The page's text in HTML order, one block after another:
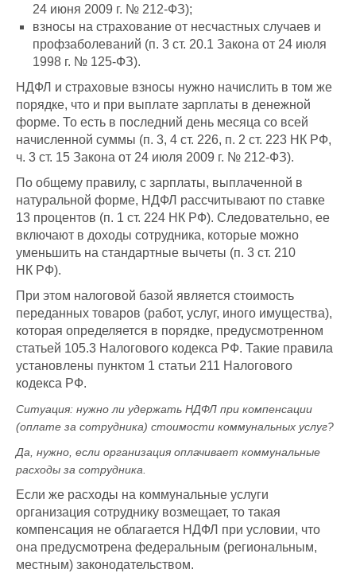
24 июня 2009 г. № 212-ФЗ);
взносы на страхование от несчастных случаев и
профзаболеваний (п. 3 ст. 20.1 Закона от 24 июля
1998 г. № 125-ФЗ).
НДФЛ и страховые взносы нужно начислить в том же
порядке, что и при выплате зарплаты в денежной
форме. То есть в последний день месяца со всей
начисленной суммы (п. 3, 4 ст. 226, п. 2 ст. 223 НК РФ,
ч. 3 ст. 15 Закона от 24 июля 2009 г. № 212-ФЗ).
По общему правилу, с зарплаты, выплаченной в
натуральной форме, НДФЛ рассчитывают по ставке
13 процентов (п. 1 ст. 224 НК РФ). Следовательно, ее
включают в доходы сотрудника, которые можно
уменьшить на стандартные вычеты (п. 3 ст. 210
НК РФ).
При этом налоговой базой является стоимость
переданных товаров (работ, услуг, иного имущества),
которая определяется в порядке, предусмотренном
статьей 105.3 Налогового кодекса РФ. Такие правила
установлены пунктом 1 статьи 211 Налогового
кодекса РФ.
Ситуация: нужно ли удержать НДФЛ при компенсации
(оплате за сотрудника) стоимости коммунальных услуг?
Да, нужно, если организация оплачивает коммунальные
расходы за сотрудника.
Если же расходы на коммунальные услуги
организация сотруднику возмещает, то такая
компенсация не облагается НДФЛ при условии, что
она предусмотрена федеральным (региональным,
местным) законодательством.